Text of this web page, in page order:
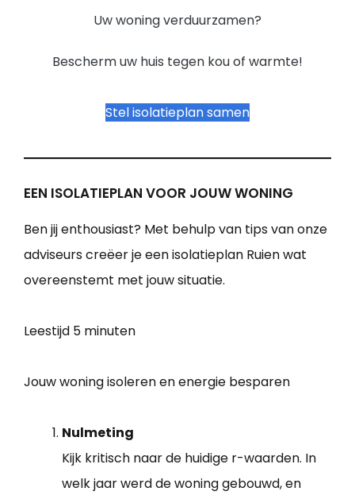
Uw woning verduurzamen?
Bescherm uw huis tegen kou of warmte!
Stel isolatieplan samen
EEN ISOLATIEPLAN VOOR JOUW WONING
Ben jij enthousiast? Met behulp van tips van onze
adviseurs creëer je een isolatieplan Ruien wat
overeenstemt met jouw situatie.
Leestijd 5 minuten
Jouw woning isoleren en energie besparen
Nulmeting
Kijk kritisch naar de huidige r-waarden. In
welk jaar werd de woning gebouwd, en